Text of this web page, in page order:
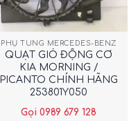
PHỤ TÙNG MERCEDES-BENZ
QUẠT GIÓ ĐỘNG CƠ
KIA MORNING /
PICANTO CHÍNH HÃNG
253801Y050
Gọi 0989 679 128